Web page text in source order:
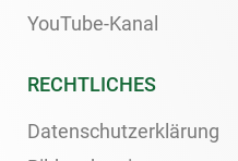
YouTube-Kanal
RECHTLICHES
Datenschutzerklärung